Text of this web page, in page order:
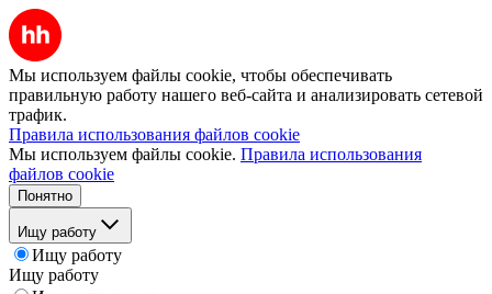
Мы используем файлы cookie, чтобы обеспечивать
правильную работу нашего веб-сайта и анализировать сетевой
трафик.
Правила использования файлов cookie
Мы используем файлы cookie. Правила использования
файлов cookie
Понятно
Ищу работу
Ищу работу
Ищу работу